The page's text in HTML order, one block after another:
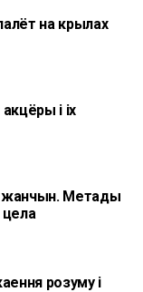
на крылах
і іх
жанчын. Метады
цела
розуму і